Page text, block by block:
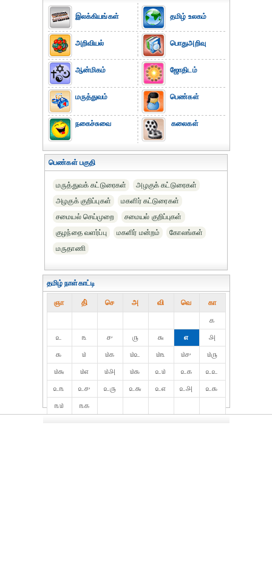
இலக்கியங்கள்
அறிவியல்
ஆன்மிகம்
மருத்துவம்
நகைச்சுவை
தமிழ் உலகம்
பொதுஅறிவு
ஜோதிடம்
பெண்கள்
கலைகள்
பெண்கள் பகுதி
மருத்துவக் கட்டுரைகள்
அழகுக் கட்டுரைகள்
அழகுக் குறிப்புகள்
மகளிர் கட்டுரைகள்
சமையல் செய்முறை
சமையல் குறிப்புகள்
குழந்தை வளர்ப்பு
மகளிர் மன்றம்
கோலங்கள்
மருதாணி
தமிழ் நாள்காட்டி
ஞா தி் செ அ வி வெ கா
௧
௨
௩ ௪ ௫ ௬ ௭
௮
௯
௰ ௰௧ ௰௨ ௰௩ ௰௪
௰௫
௰௬
௰௭ ௰௮ ௰௯ ௨௰ ௨௧
௨௨
௨௩
௨௪ ௨௫ ௨௬ ௨௭ ௨௮
௨௯
௩௰
௩௧